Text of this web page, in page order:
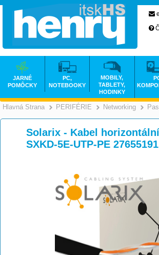
Hlavná Strana >
PERIFÉRIE >
Networking
Solarix - Kabel
SXKD-5E-UTP-PE 27655191
JARNÉ
POMÔCKY
PC,
NOTEBOOKY
MOBILY,
TABLETY,
HODINKY